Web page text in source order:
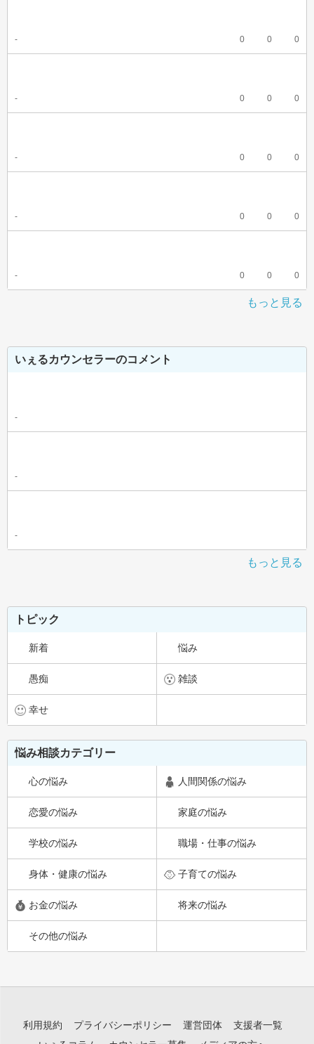
- 0 0 0
- 0 0 0
- 0 0 0
- 0 0 0
- 0 0 0
もっと見る
いぇるカウンセラーのコメント
-
-
-
もっと見る
トピック
新着 悩み
愚痴 雑談
幸せ
悩み相談カテゴリー
心の悩み 人間関係の悩み
恋愛の悩み 家庭の悩み
学校の悩み 職場・仕事の悩み
身体・健康の悩み 子育ての悩み
お金の悩み 将来の悩み
その他の悩み
利用規約 プライバシーポリシー 運営団体
支援者一覧